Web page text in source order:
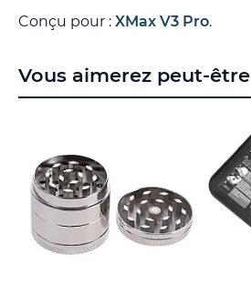
Conçu pour : XMax V3 Pro.
Vous aimerez peut-être